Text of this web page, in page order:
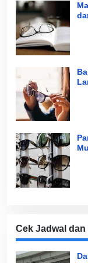
Cek Jadwal dan